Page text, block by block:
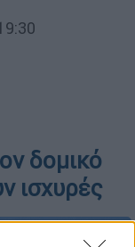
δομικό
ισχυρές